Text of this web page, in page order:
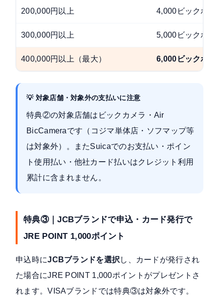
200,000円以上 4,000ビックポイ
300,000円以上 5,000ビックポイ
400,000円以上（最大） 6,000ビックポイ
💡 対象店舗・対象外の支払いに注意
特典②の対象店舗はビックカメラ・Air
BicCameraです（コジマ単体店・ソフマップ等
は対象外）。またSuicaでのお支払い・ポイン
ト使用払い・他社カード払いはクレジット利用
累計に含まれません。
特典③｜JCBブランドで申込・カード発行で
JRE POINT 1,000ポイント
申込時にJCBブランドを選択 し、カードが発行され
た場合にJRE POINT 1,000ポイントがプレゼントさ
れます。VISAブランドでは特典③は対象外です。